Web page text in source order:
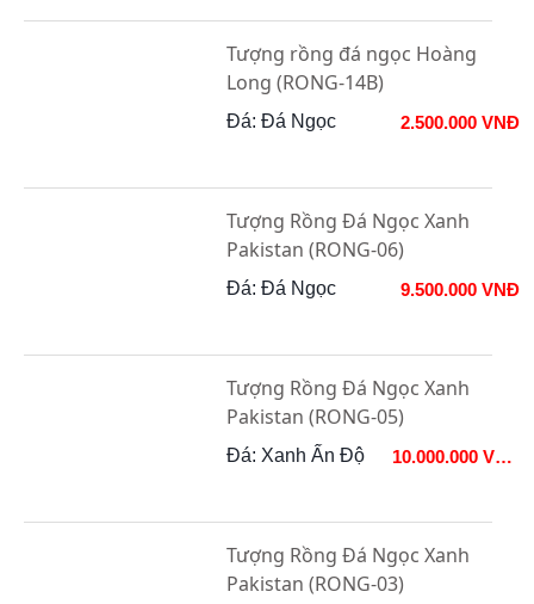
Tượng rồng đá ngọc Hoàng
Long (RONG-14B)
Đá: Đá Ngọc 2.500.000 VNĐ
Tượng Rồng Đá Ngọc Xanh
Pakistan (RONG-06)
Đá: Đá Ngọc 9.500.000 VNĐ
Tượng Rồng Đá Ngọc Xanh
Pakistan (RONG-05)
Đá: Xanh Ấn Độ 10.000.000 VNĐ
Tượng Rồng Đá Ngọc Xanh
Pakistan (RONG-03)